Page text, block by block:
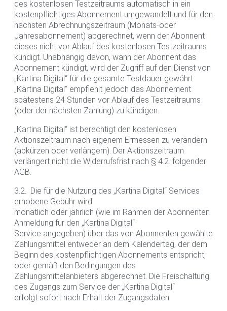
des kostenlosen Testzeitraums automatisch in ein
kostenpflichtiges Abonnement umgewandelt und für den
nächsten Abrechnungszeitraum (Monats-oder
Jahresabonnement) abgerechnet, wenn der Abonnent
dieses nicht vor Ablauf des kostenlosen Testzeitraums
kündigt. Unabhängig davon, wann der Abonnent das
Abonnement kündigt, wird der Zugriff auf den Dienst von
„Kartina Digital“ für die gesamte Testdauer gewährt.
„Kartina Digital“ empfiehlt jedoch das Abonnement
spätestens 24 Stunden vor Ablauf des Testzeitraums
(oder der nächsten Zahlung) zu kündigen.
„Kartina Digital“ ist berechtigt den kostenlosen
Aktionszeitraum nach eigenem Ermessen zu verändern
(abkürzen oder verlängern). Der Aktionszeitraum
verlängert nicht die Widerrufsfrist nach § 4.2. folgender
AGB.
3.2. Die für die Nutzung des „Kartina Digital“ Services
erhobene Gebühr wird
monatlich oder jährlich (wie im Rahmen der Abonnenten
Anmeldung für den „Kartina Digital“
Service angegeben) über das von Abonnenten gewählte
Zahlungsmittel entweder an dem Kalendertag, der dem
Beginn des kostenpflichtigen Abonnements entspricht,
oder gemäß den Bedingungen des
Zahlungsmittelanbieters abgerechnet. Die Freischaltung
des Zugangs zum Service der „Kartina Digital“
erfolgt sofort nach Erhalt der Zugangsdaten.